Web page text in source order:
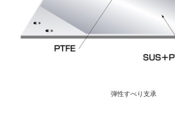
弾性すべり支承